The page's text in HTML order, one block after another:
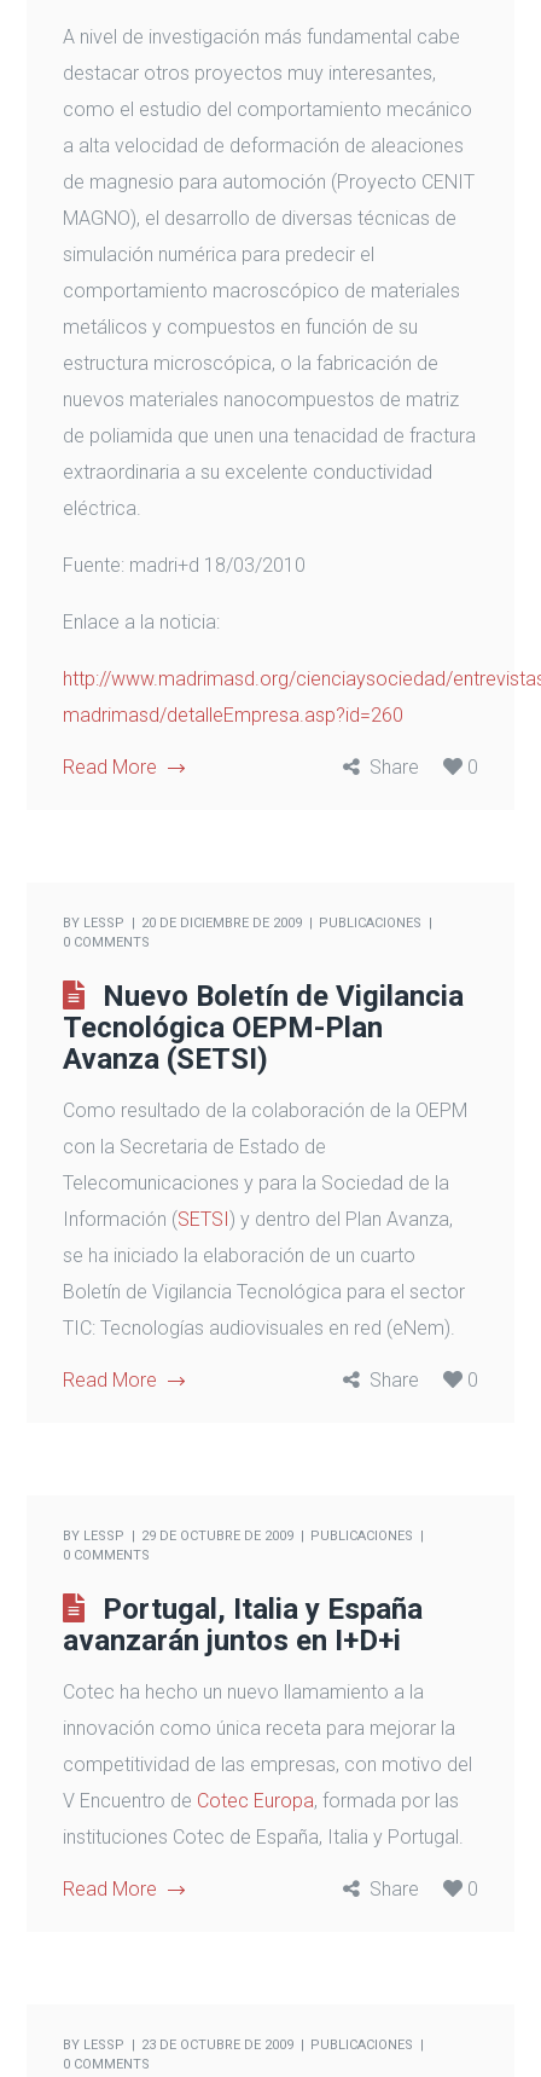
A nivel de investigación más fundamental cabe
destacar otros proyectos muy interesantes,
como el estudio del comportamiento mecánico
a alta velocidad de deformación de aleaciones
de magnesio para automoción (Proyecto CENIT
MAGNO), el desarrollo de diversas técnicas de
simulación numérica para predecir el
comportamiento macroscópico de materiales
metálicos y compuestos en función de su
estructura microscópica, o la fabricación de
nuevos materiales nanocompuestos de matriz
de poliamida que unen una tenacidad de fractura
extraordinaria a su excelente conductividad
eléctrica.
Fuente: madri+d 18/03/2010
Enlace a la noticia:
http://www.madrimasd.org/cienciaysociedad/
madrimasd/detalleEmpresa.asp?id=260
Read More Share 0
BY LESSP 20 DE DICIEMBRE DE 2009
PUBLICACIONES
0 COMMENTS
Nuevo Boletín de Vigilancia
Tecnológica OEPM-Plan
Avanza (SETSI)
Como resultado de la colaboración de la OEPM
con la Secretaria de Estado de
Telecomunicaciones y para la Sociedad de la
Información (SETSI) y dentro del Plan Avanza,
se ha iniciado la elaboración de un cuarto
Boletín de Vigilancia Tecnológica para el sector
TIC: Tecnologías audiovisuales en red (eNem).
Read More Share 0
BY LESSP 29 DE OCTUBRE DE 2009
PUBLICACIONES
0 COMMENTS
Portugal, Italia y España
avanzarán juntos en I+D+i
Cotec ha hecho un nuevo llamamiento a la
innovación como única receta para mejorar la
competitividad de las empresas, con motivo del
V Encuentro de Cotec Europa, formada por las
instituciones Cotec de España, Italia y Portugal.
Read More Share 0
BY LESSP 23 DE OCTUBRE DE 2009
PUBLICACIONES
0 COMMENTS